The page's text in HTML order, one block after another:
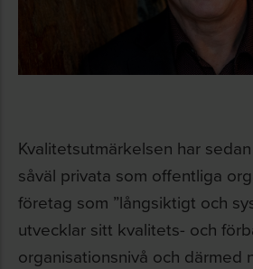
Kvalitetsutmärkelsen har
såväl privata som offentliga
företag som ”långsiktigt och
utvecklar sitt kvalitets- och
organisationsnivå och därmed